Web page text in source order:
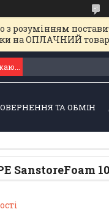
на ОПЛАЧНИЙ
ТА ОБМІН
SanstoreFoam